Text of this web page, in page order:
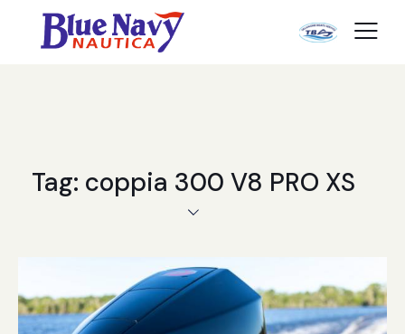
Tag: coppia 300 V8 PRO XS